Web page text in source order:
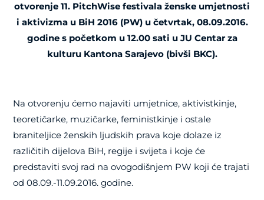
otvorenje 11. PitchWise festivala ženske umjetnosti
i aktivizma u BiH 2016 (PW) u četvrtak, 08.09.2016.
godine s početkom u 12.00 sati u JU Centar za
kulturu Kantona Sarajevo (bivši BKC).
Na otvorenju ćemo najaviti umjetnice, aktivistkinje,
teoretičarke, muzičarke, feministkinje i ostale
braniteljice ženskih ljudskih prava koje dolaze iz
različitih dijelova BiH, regije i svijeta i koje će
predstaviti svoj rad na ovogodišnjem PW koji će trajati
od 08.09.-11.09.2016. godine.